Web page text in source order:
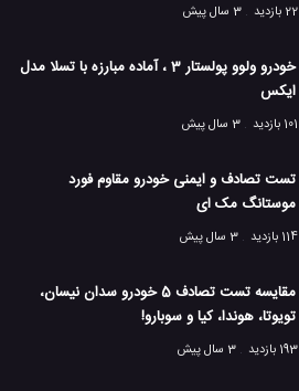
22 بازدید
3 سال پیش
خودرو ولوو پولستار 3 ، آماده مبارزه با تسلا مدل
ایکس
101 بازدید
3 سال پیش
تست تصادف و ایمنی خودرو مقاوم فورد
موستانگ مک ای
114 بازدید
3 سال پیش
مقایسه تست تصادف 5 خودرو سدان نیسان،
تویوتا، هوندا، کیا و سوبارو!
193 بازدید
3 سال پیش